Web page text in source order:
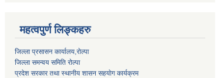
महत्वपुर्ण लिङ्कहरु
जिल्ला प्रसासन कार्यालय,राेल्पा
जिल्ला समन्वय समिति रोल्पा
प्रदेश सरकार तथा स्थानीय शासन सहयाेग कार्यक्रम